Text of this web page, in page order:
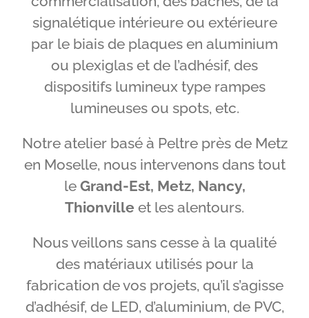
signalétique intérieure ou extérieure
par le biais de plaques en aluminium
ou plexiglas et de l’adhésif, des
dispositifs lumineux type rampes
lumineuses ou spots, etc.
Notre atelier basé à Peltre près de Metz
en Moselle, nous intervenons dans tout
le Grand-Est, Metz, Nancy,
Thionville et les alentours.
Nous veillons sans cesse à la qualité
des matériaux utilisés pour la
fabrication de vos projets, qu’il s’agisse
d’adhésif, de LED, d’aluminium, de PVC,